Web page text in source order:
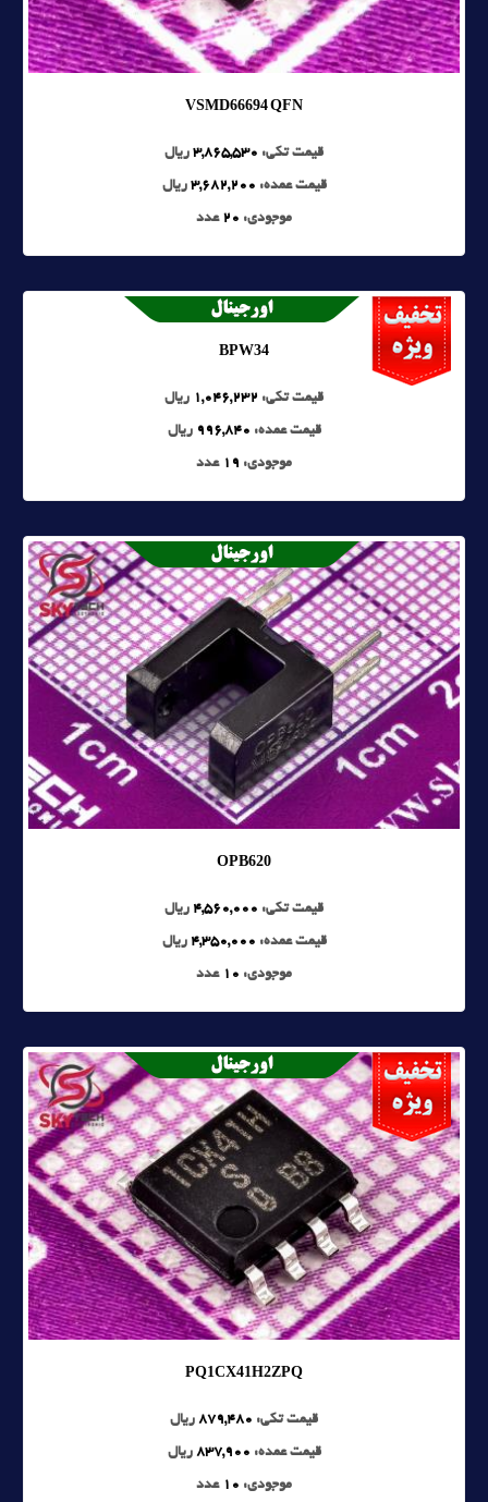
VSMD66694 QFN
قیمت تکی: 3,865,530 ریال
قیمت عمده: 3,682,200 ریال
موجودی: 20 عدد
BPW34
قیمت تکی: 1,046,232 ریال
قیمت عمده: 996,840 ریال
موجودی: 19 عدد
OPB620
قیمت تکی: 4,560,000 ریال
قیمت عمده: 4,350,000 ریال
موجودی: 10 عدد
PQ1CX41H2ZPQ
قیمت تکی: 879,480 ریال
قیمت عمده: 837,900 ریال
موجودی: 10 عدد